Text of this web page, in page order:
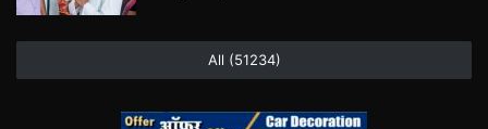
All (51234)